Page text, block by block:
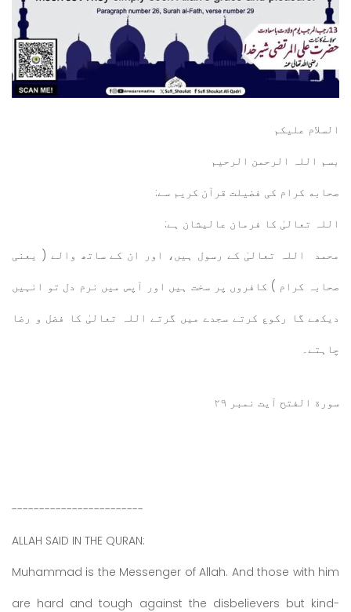
السلام عليكم
بسم اللہ الرحمن الرحيم
صحابه کرام کی فضیلت قرآن کریم سے:
اللہ تعالیٰ کا فرمان عالیشان ہے:
محمد اللہ تعالیٰ کے رسول ہیں، اور ان کے ساتھ والے ( یعنی
صحابہ کرام ) کافروں پر سخت ہیں اور آپس میں نرم دل تو انہیں
دیکھے گا رکوع کرتے سجدے میں گرتے اللہ تعالیٰ کا فضل و رضا
چاہتے۔
سورة الفتح آیت نمبر ۲۹
------------------------
ALLAH SAID IN THE QURAN:
Muhammad is the Messenger of Allah. And those with him
are hard and tough against the disbelievers but kind-